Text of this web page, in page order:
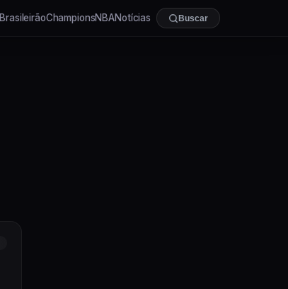
BrasileirãoChampionsNBANotícias Buscar